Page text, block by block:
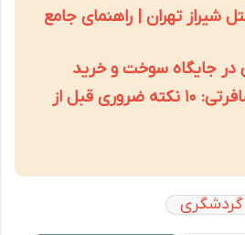
شیراز تهران | راهنمای جامع
در جایگاه سوخت و خرید
خرید بیمه مسافرتی: ۱۰ نکته ضروری قبل از
گردشگری